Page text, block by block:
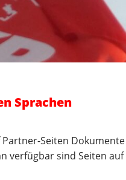
Sprachen
Partner-Seiten
verfügbar sind Seiten